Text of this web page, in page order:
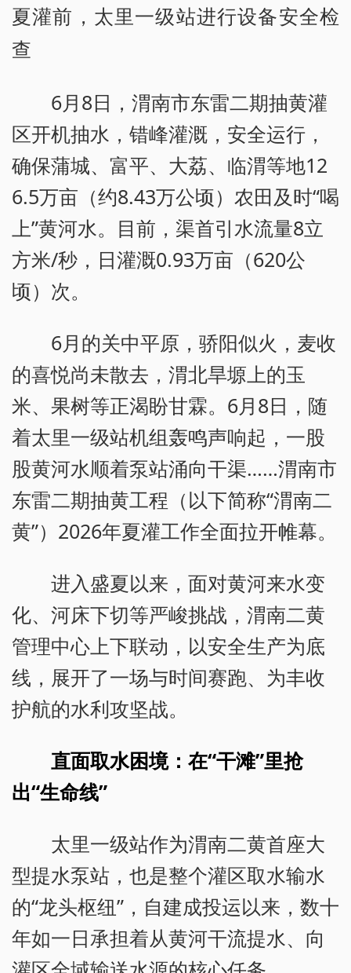
夏灌前，太里一级站进行设备安全检
查
6月8日，渭南市东雷二期抽黄灌
区开机抽水，错峰灌溉，安全运行，
确保蒲城、富平、大荔、临渭等地12
6.5万亩（约8.43万公顷）农田及时“喝
上”黄河水。目前，渠首引水流量8立
方米/秒，日灌溉0.93万亩（620公
顷）次。
6月的关中平原，骄阳似火，麦收
的喜悦尚未散去，渭北旱塬上的玉
米、果树等正渴盼甘霖。6月8日，随
着太里一级站机组轰鸣声响起，一股
股黄河水顺着泵站涌向干渠……渭南市
东雷二期抽黄工程（以下简称“渭南二
黄”）2026年夏灌工作全面拉开帷幕。
进入盛夏以来，面对黄河来水变
化、河床下切等严峻挑战，渭南二黄
管理中心上下联动，以安全生产为底
线，展开了一场与时间赛跑、为丰收
护航的水利攻坚战。
直面取水困境：在“干滩”里抢
出“生命线”
太里一级站作为渭南二黄首座大
型提水泵站，也是整个灌区取水输水
的“龙头枢纽”，自建成投运以来，数十
年如一日承担着从黄河干流提水、向